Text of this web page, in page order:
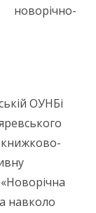
новорічно-
ОУНБі
книжково-
навколо